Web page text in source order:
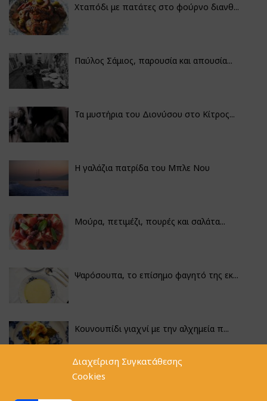
Διαχείριση Συγκατάθεσης
Cookies
Χταπόδι με πατάτες στο φούρνο διανθ...
Παύλος Σάμιος, παρουσία και απουσία...
Τα μυστήρια του Διονύσου στο Κίτρος...
Η γαλάζια πατρίδα του Μπλε Νου
Μούρα, πετιμέζι, πουρές και σαλάτα...
Ψαρόσουπα, το επίσημο φαγητό της εκ...
Κουνουπίδι γιαχνί με την αλχημεία π...
Αγκινάρες γεμιστές με ρύζι και ριζό...